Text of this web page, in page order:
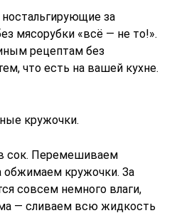
за
мясорубки «всё — не то!».
рецептам без
что есть на вашей кухне.
кружочки.
сок. Перемешиваем
обжимаем кружочки. За
совсем немного влаги,
— сливаем всю жидкость